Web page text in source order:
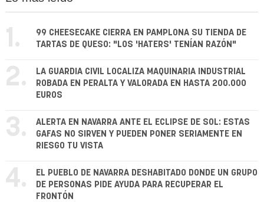
1.
99 CHEESECAKE CIERRA EN PAMPLONA SU TIENDA DE
TARTAS DE QUESO: "LOS 'HATERS' TENÍAN RAZÓN"
2.
LA GUARDIA CIVIL LOCALIZA MAQUINARIA INDUSTRIAL
ROBADA EN PERALTA Y VALORADA EN HASTA 200.000
EUROS
3.
ALERTA EN NAVARRA ANTE EL ECLIPSE DE SOL: ESTAS
GAFAS NO SIRVEN Y PUEDEN PONER SERIAMENTE EN
RIESGO TU VISTA
4.
EL PUEBLO DE NAVARRA DESHABITADO DONDE UN GRUPO
DE PERSONAS PIDE AYUDA PARA RECUPERAR EL
FRONTÓN